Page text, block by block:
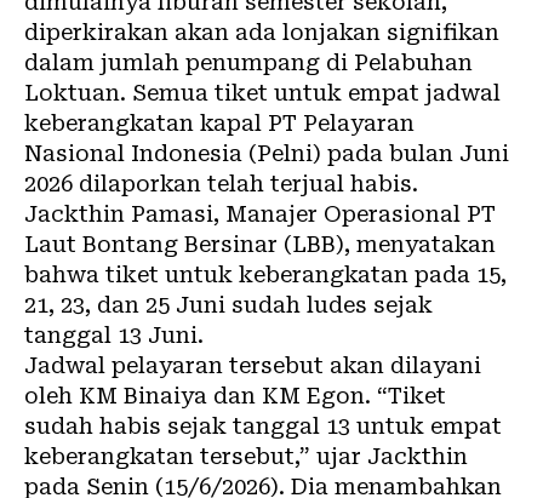
diperkirakan akan ada lonjakan signifikan
dalam jumlah penumpang di Pelabuhan
Loktuan. Semua tiket untuk empat jadwal
keberangkatan kapal PT Pelayaran
Nasional Indonesia (Pelni) pada bulan Juni
2026 dilaporkan telah terjual habis.
Jackthin Pamasi, Manajer Operasional PT
Laut Bontang Bersinar (LBB), menyatakan
bahwa tiket untuk keberangkatan pada 15,
21, 23, dan 25 Juni sudah ludes sejak
tanggal 13 Juni.
Jadwal pelayaran tersebut akan dilayani
oleh KM Binaiya dan KM Egon. “Tiket
sudah habis sejak tanggal 13 untuk empat
keberangkatan tersebut,” ujar Jackthin
pada Senin (15/6/2026). Dia menambahkan